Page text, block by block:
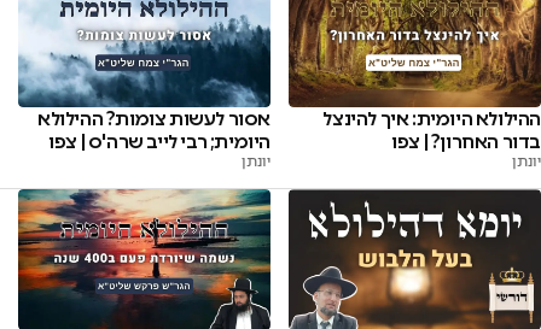
ההילולא היומית: איך להינצל
בדור האחרון? | צפו
יונתן
אסור לעשות צומות? ההילולא
היומית; רבי לייב שרה'ס | צפו
יונתן